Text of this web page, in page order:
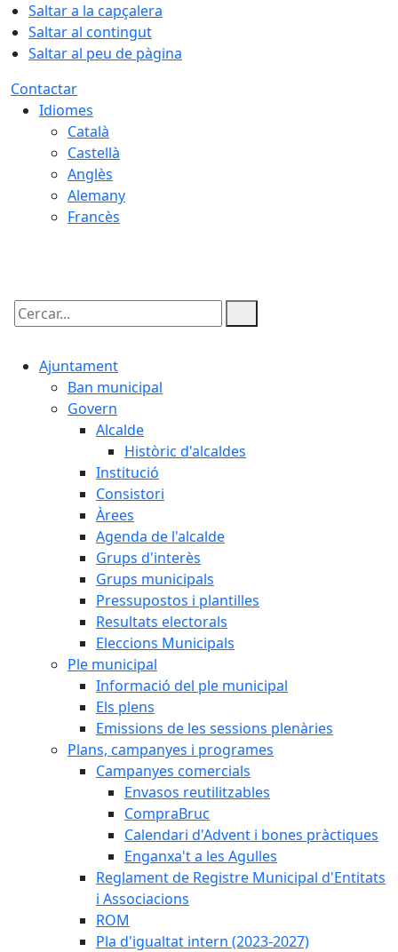
Saltar a la capçalera
Saltar al contingut
Saltar al peu de pàgina
Contactar
Idiomes
Català
Castellà
Anglès
Alemany
Francès
Cercar:
Ajuntament
Ban municipal
Govern
Alcalde
Històric d'alcaldes
Institució
Consistori
Àrees
Agenda de l'alcalde
Grups d'interès
Grups municipals
Pressupostos i plantilles
Resultats electorals
Eleccions Municipals
Ple municipal
Informació del ple municipal
Els plens
Emissions de les sessions plenàries
Plans, campanyes i programes
Campanyes comercials
Envasos reutilitzables
CompraBruc
Calendari d'Advent i bones pràctiques
Enganxa't a les Agulles
Reglament de Registre Municipal d'Entitats
i Associacions
ROM
Pla d'igualtat intern (2023-2027)